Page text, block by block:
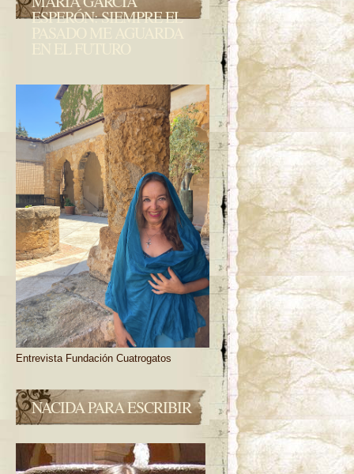
ESPERÓN: SIEMPRE EL
Entrevista Fundación Cuatrogatos
NACIDA PARA ESCRIBIR